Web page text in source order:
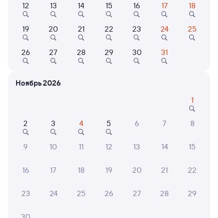
Найдём билет на поезд за вас
Даже если сейчас нет мест
Искать билеты
Апартаменты Бизнес
4 ⁠662 ⁠₽
Показать
варианта
12 13 14 15 16 17 18
19 20 21 22 23 24 25
26 27 28 29 30 31
Ноябрь 2026
1
2 3 4 5 6 7 8
9 10 11 12 13 14 15
16 17 18 19 20 21 22
23 24 25 26 27 28 29